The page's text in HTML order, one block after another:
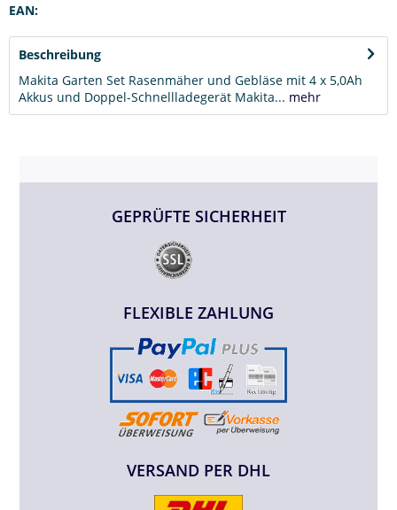
EAN:
Beschreibung
Makita Garten Set Rasenmäher und Gebläse mit 4 x 5,0Ah
Akkus und Doppel-Schnellladegerät Makita... mehr
GEPRÜFTE SICHERHEIT
FLEXIBLE ZAHLUNG
VERSAND PER DHL